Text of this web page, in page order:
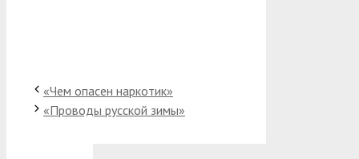
«Чем опасен наркотик»
«Проводы русской зимы»